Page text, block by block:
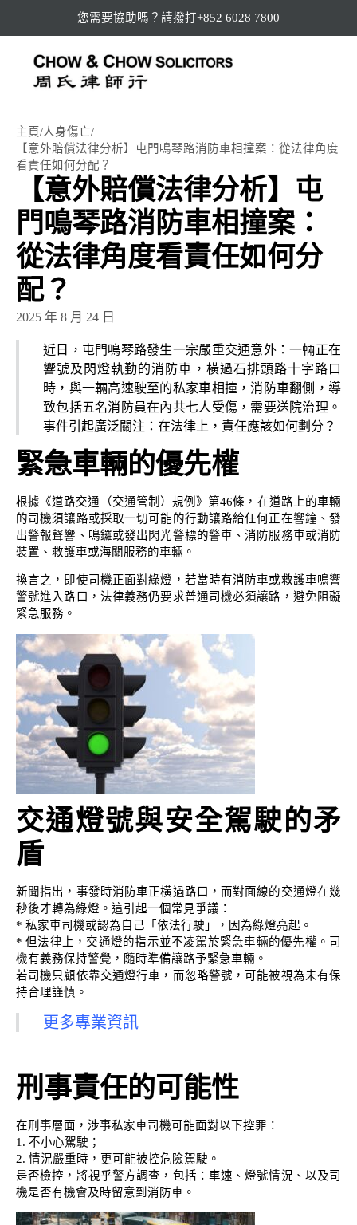
您需要協助嗎？請撥打+852 6028 7800
主頁/人身傷亡/
【意外賠償法律分析】屯門鳴琴路消防車相撞案：從法律角度
看責任如何分配？
【意外賠償法律分析】屯
門鳴琴路消防車相撞案：
從法律角度看責任如何分
配？
2025 年 8 月 24 日
近日，屯門鳴琴路發生一宗嚴重交通意外：一輛正在
響號及閃燈執勤的消防車，橫過石排頭路十字路口
時，與一輛高速駛至的私家車相撞，消防車翻側，導
致包括五名消防員在內共七人受傷，需要送院治理。
事件引起廣泛關注：在法律上，責任應該如何劃分？
緊急車輛的優先權
根據《道路交通（交通管制）規例》第46條，在道路上的車輛
的司機須讓路或採取一切可能的行動讓路給任何正在響鐘、發
出警報聲響、鳴鑼或發出閃光警標的警車、消防服務車或消防
裝置、救護車或海關服務的車輛。
換言之，即使司機正面對綠燈，若當時有消防車或救護車鳴響
警號進入路口，法律義務仍要求普通司機必須讓路，避免阻礙
緊急服務。
交通燈號與安全駕駛的矛
盾
新聞指出，事發時消防車正橫過路口，而對面線的交通燈在幾
秒後才轉為綠燈。這引起一個常見爭議：
* 私家車司機或認為自己「依法行駛」，因為綠燈亮起。
* 但法律上，交通燈的指示並不凌駕於緊急車輛的優先權。司
機有義務保持警覺，隨時準備讓路予緊急車輛。
若司機只顧依靠交通燈行車，而忽略警號，可能被視為未有保
持合理謹慎。
更多專業資訊
刑事責任的可能性
在刑事層面，涉事私家車司機可能面對以下控罪：
1. 不小心駕駛；
2. 情況嚴重時，更可能被控危險駕駛。
是否檢控，將視乎警方調查，包括：車速、燈號情況、以及司
機是否有機會及時留意到消防車。